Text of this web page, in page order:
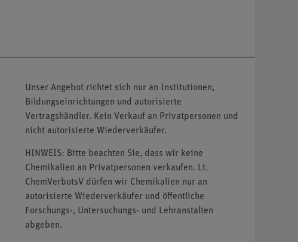
Unser Angebot richtet sich nur an Institutionen,
Bildungseinrichtungen und autorisierte
Vertragshändler. Kein Verkauf an Privatpersonen und
nicht autorisierte Wiederverkäufer.
HINWEIS: Bitte beachten Sie, dass wir keine
Chemikalien an Privatpersonen verkaufen. Lt.
ChemVerbotsV dürfen wir Chemikalien nur an
autorisierte Wiederverkäufer und öffentliche
Forschungs-, Untersuchungs- und Lehranstalten
abgeben.